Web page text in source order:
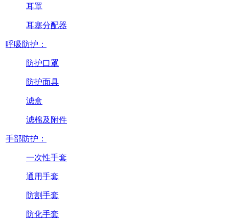
耳罩
耳塞分配器
呼吸防护：
防护口罩
防护面具
滤盒
滤棉及附件
手部防护：
一次性手套
通用手套
防割手套
防化手套